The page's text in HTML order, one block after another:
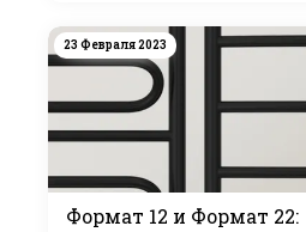
23 Февраля 2023
Формат 12 и Формат 22: